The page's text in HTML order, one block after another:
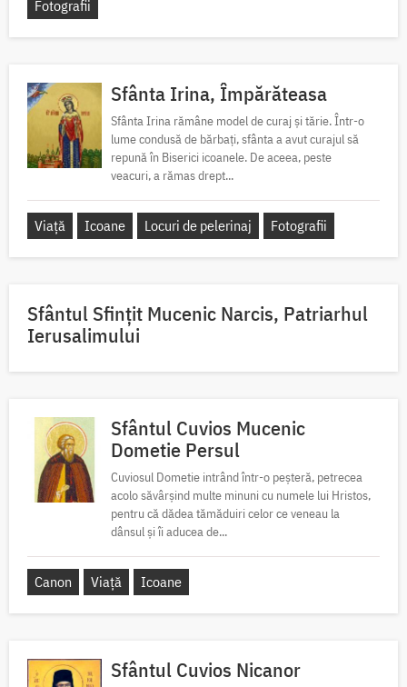
Fotografii
Sfânta Irina, Împărăteasa
Sfânta Irina rămâne model de curaj și tărie. Într-o
lume condusă de bărbați, sfânta a avut curajul să
repună în Biserici icoanele. De aceea, peste
veacuri, a rămas drept...
Viață Icoane Locuri de pelerinaj Fotografii
Sfântul Sfinţit Mucenic Narcis, Patriarhul
Ierusalimului
Sfântul Cuvios Mucenic
Dometie Persul
Cuviosul Dometie intrând într-o peșteră, petrecea
acolo săvârșind multe minuni cu numele lui Hristos,
pentru că dădea tămăduiri celor ce veneau la
dânsul și îi aducea de...
Canon Viață Icoane
Sfântul Cuvios Nicanor